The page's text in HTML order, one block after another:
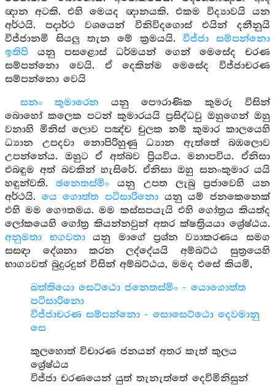
ඥාන අටකි. එහි මෙයද ඥානයකි. එකම විද්‍යාවයි යන
අර්ථයි. පදාර්ථ වශයෙන් විනිවිදගොස් එයින් දනීනුයි
විජ්ජානමි සියලු තැන මේ ක්‍රමයයි. විජ්ජා සම්පන්නො
ඉතිපි යනු පසළොස් ධර්මයන් ගෙන් මෙසේද චරණ
සම්පන්නො වෙයි. ඒ දෙකින්ම මෙසේද විජ්ජාචරණ
සම්පන්නො වෙයි
සනං කුමාරෙන යනු පෞරාණික කුමරු විසින්
බොහෝ කලෙක පටන් කුමාරයයි ප්‍රසිද්ධවු ඔහුගෙන් ඔහු
වනාහි මිනිස් ලොව පඤ්ච චුලක නම් කුමාර කාලයෙහි
ධ්‍යාන උපදවා නොපිරිහුණු ධ්‍යාන ඇත්තේ බඹලොව
උපන්නේය. ඔහුට ඒ අත්බව ප්‍රියවිය. මනාපවිය. ඒනිසා
එබඳුම අත් බවකින් හැසිරේ. ඒනිසා ඔහු සනංකුමාර යයි
හඳුන්වති.ඡනෙතස්මිං යනු උපත ලැබු ප්‍රජාවෙහි යන
අර්ථයි. යෙ ගොත්ත පටිසාරිනො යනු යම් ජනකෙනෙක්
එහි මම ගෞතමය. මම කස්සපයැයි එහි ගෝත්‍රය කියත්ද
ලෝකයෙහි ගෝත්‍ර කියන්නවුන් අතර ක්ෂත්‍රියයා ශ්‍රේෂ්ඨය.
අනුමතා භගවතායනු මාගේ ප්‍රශ්න ව්‍යාකරණය සමග
සසඳා දේශනා කරන ලද්දේයයි අම්බට්ඨ සුත්‍රයෙහි
භාග්‍යවත් බුදුරදුන් විසින් අම්බට්ඨය, මමද එසේ කියමි,
ඛත්තියො සෙට්ඨො ජනෙතස්මිං - යොගොත්ත
පටිසාරිනො
විජ්ජාචරණ සම්පන්නො - සොසෙට්ඨො දෙවමානු
සෙ
කුලහොත් විචාරණ ජනයන් අතර කැත් කුලය
ශ්‍රේෂ්ඨය
විජ්ජා චරණයෙන් යුත් තැනැත්තේ දෙවිමිනිසුන්